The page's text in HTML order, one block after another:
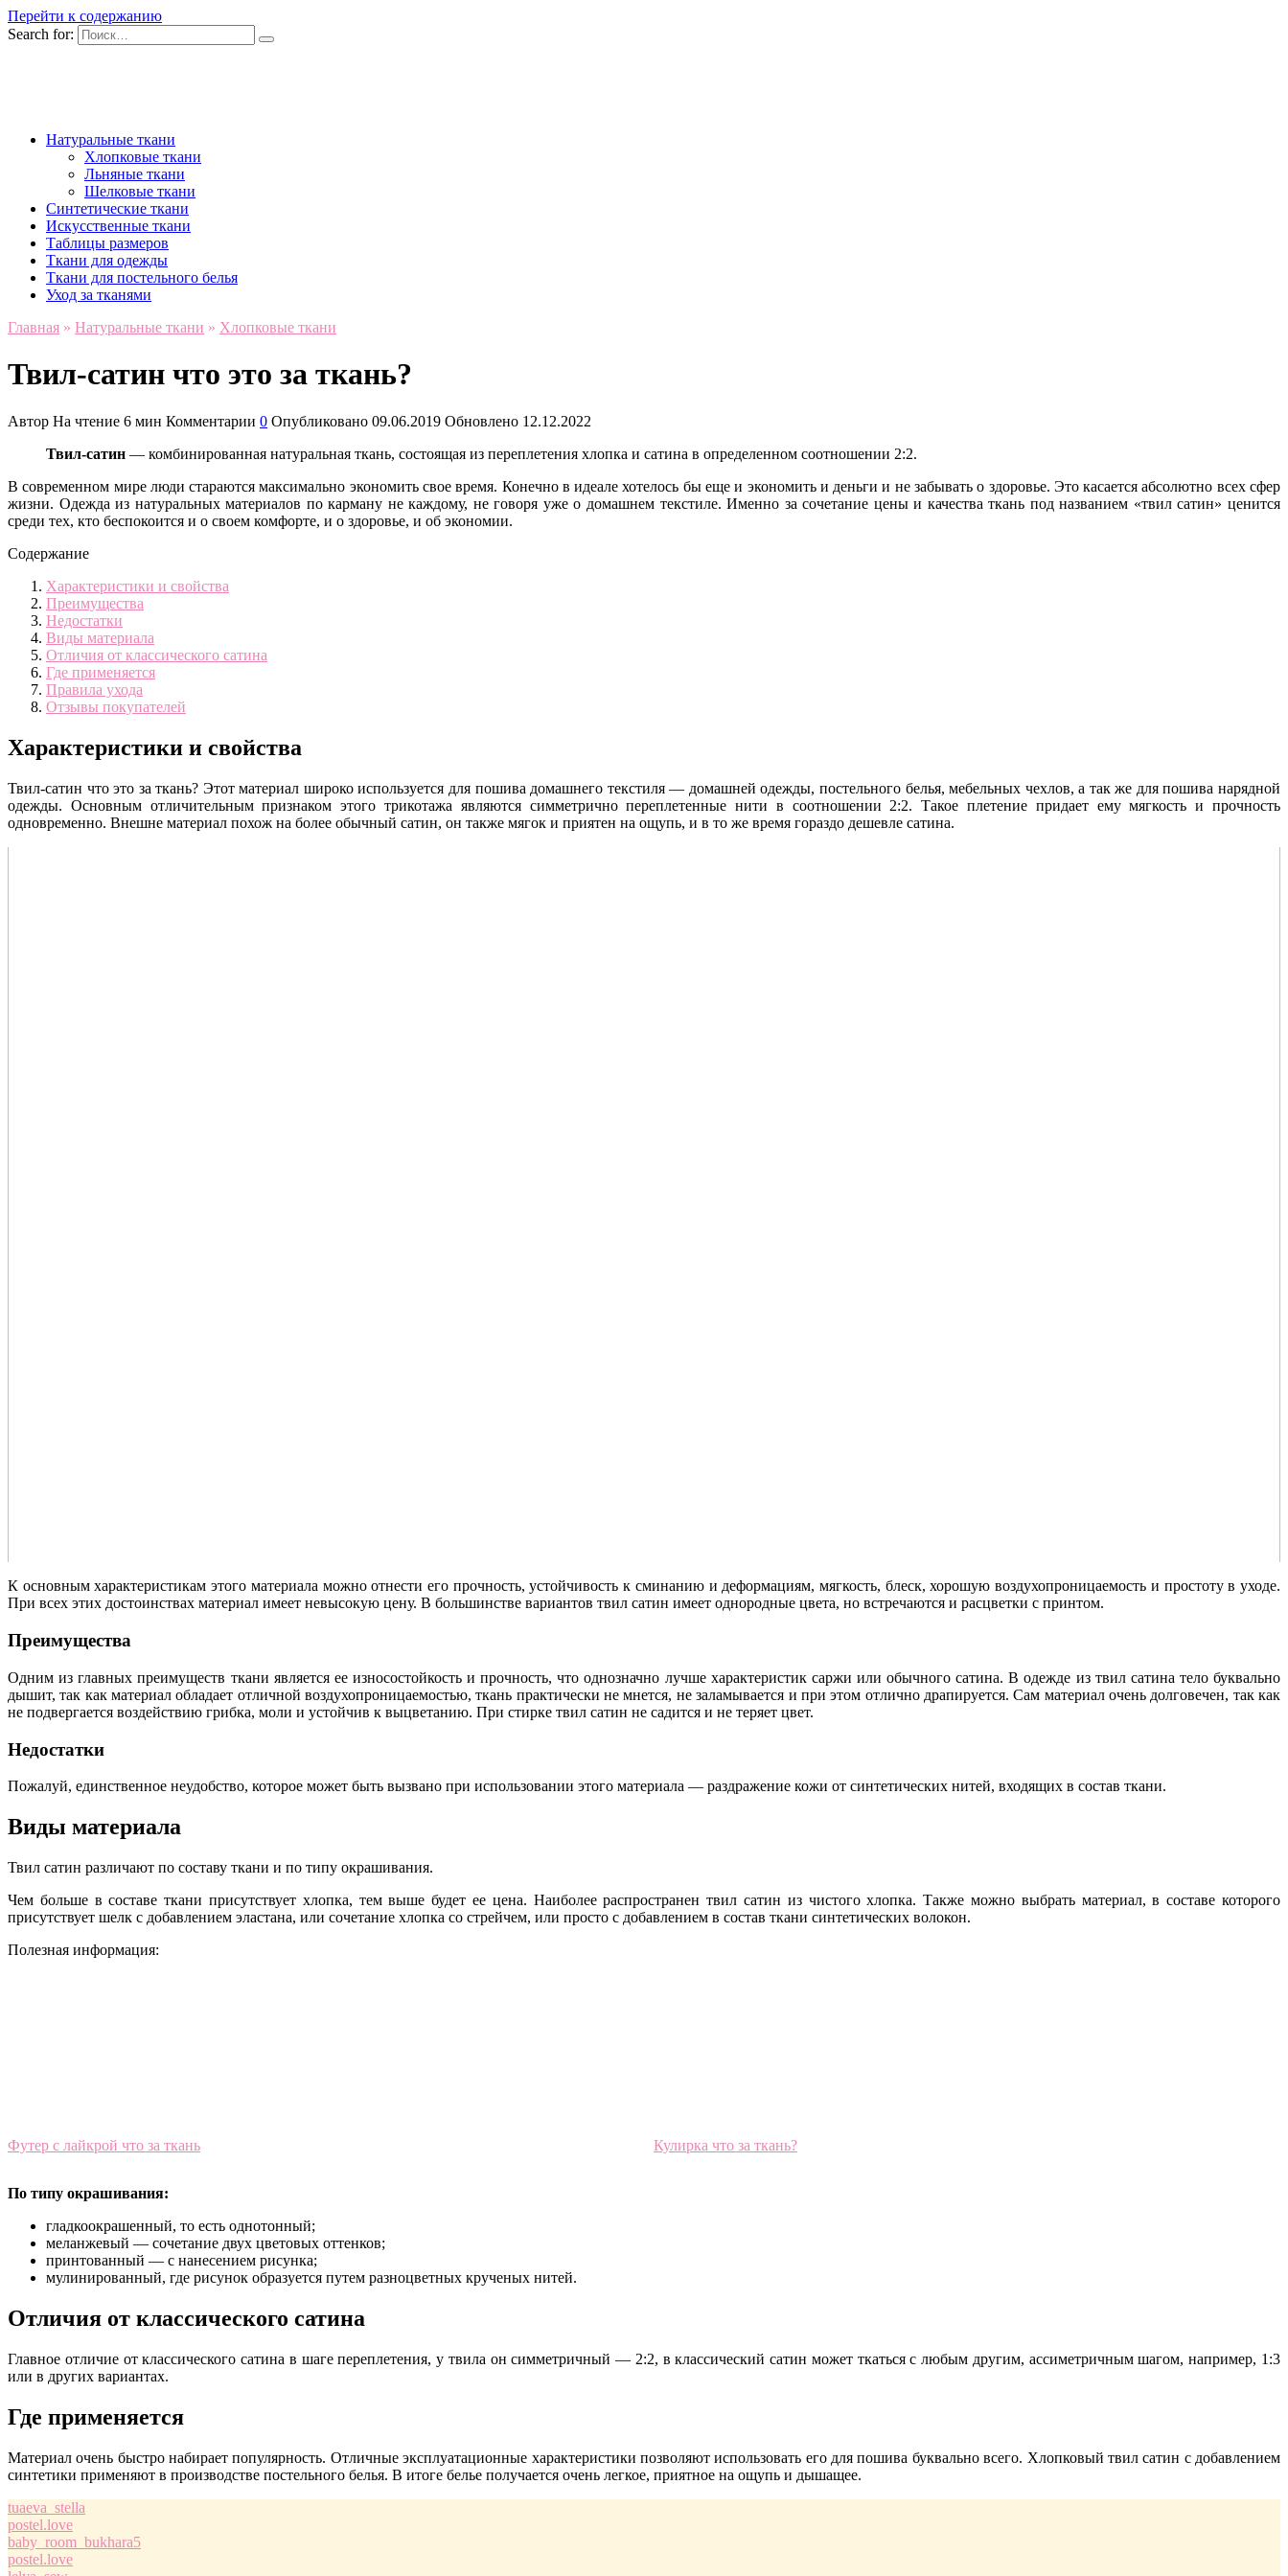
Перейти к содержанию
Search for:
Натуральные ткани
Хлопковые ткани
Льняные ткани
Шелковые ткани
Синтетические ткани
Искусственные ткани
Таблицы размеров
Ткани для одежды
Ткани для постельного белья
Уход за тканями
Главная » Натуральные ткани » Хлопковые ткани
Твил-сатин что это за ткань?
Автор На чтение 6 мин Комментарии 0 Опубликовано 09.06.2019 Обновлено 12.12.2022
Твил-сатин — комбинированная натуральная ткань, состоящая из переплетения хлопка и сатина в определенном соотношении 2:2.
В современном мире люди стараются максимально экономить свое время. Конечно в идеале хотелось бы еще и экономить и деньги и не забывать о здоровье. Это касается абсолютно всех сфер
жизни. Одежда из натуральных материалов по карману не каждому, не говоря уже о домашнем текстиле. Именно за сочетание цены и качества ткань под названием «твил сатин» ценится
среди тех, кто беспокоится и о своем комфорте, и о здоровье, и об экономии.
Содержание
Характеристики и свойства
Преимущества
Недостатки
Виды материала
Отличия от классического сатина
Где применяется
Правила ухода
Отзывы покупателей
Характеристики и свойства
Твил-сатин что это за ткань? Этот материал широко используется для пошива домашнего текстиля — домашней одежды, постельного белья, мебельных чехлов, а так же для пошива нарядной
одежды. Основным отличительным признаком этого трикотажа являются симметрично переплетенные нити в соотношении 2:2. Такое плетение придает ему мягкость и прочность
одновременно. Внешне материал похож на более обычный сатин, он также мягок и приятен на ощупь, и в то же время гораздо дешевле сатина.
К основным характеристикам этого материала можно отнести его прочность, устойчивость к сминанию и деформациям, мягкость, блеск, хорошую воздухопроницаемость и простоту в уходе.
При всех этих достоинствах материал имеет невысокую цену. В большинстве вариантов твил сатин имеет однородные цвета, но встречаются и расцветки с принтом.
Преимущества
Одним из главных преимуществ ткани является ее износостойкость и прочность, что однозначно лучше характеристик саржи или обычного сатина. В одежде из твил сатина тело буквально
дышит, так как материал обладает отличной воздухопроницаемостью, ткань практически не мнется, не заламывается и при этом отлично драпируется. Сам материал очень долговечен, так как
не подвергается воздействию грибка, моли и устойчив к выцветанию. При стирке твил сатин не садится и не теряет цвет.
Недостатки
Пожалуй, единственное неудобство, которое может быть вызвано при использовании этого материала — раздражение кожи от синтетических нитей, входящих в состав ткани.
Виды материала
Твил сатин различают по составу ткани и по типу окрашивания.
Чем больше в составе ткани присутствует хлопка, тем выше будет ее цена. Наиболее распространен твил сатин из чистого хлопка. Также можно выбрать материал, в составе которого
присутствует шелк с добавлением эластана, или сочетание хлопка со стрейчем, или просто с добавлением в состав ткани синтетических волокон.
Полезная информация:
Футер с лайкрой что за ткань Кулирка что за ткань?
По типу окрашивания:
гладкоокрашенный, то есть однотонный;
меланжевый — сочетание двух цветовых оттенков;
принтованный — с нанесением рисунка;
мулинированный, где рисунок образуется путем разноцветных крученых нитей.
Отличия от классического сатина
Главное отличие от классического сатина в шаге переплетения, у твила он симметричный — 2:2, в классический сатин может ткаться с любым другим, ассиметричным шагом, например, 1:3
или в других вариантах.
Где применяется
Материал очень быстро набирает популярность. Отличные эксплуатационные характеристики позволяют использовать его для пошива буквально всего. Хлопковый твил сатин с добавлением
синтетики применяют в производстве постельного белья. В итоге белье получается очень легкое, приятное на ощупь и дышащее.
tuaeva_stella
postel.love
baby_room_bukhara5
postel.love